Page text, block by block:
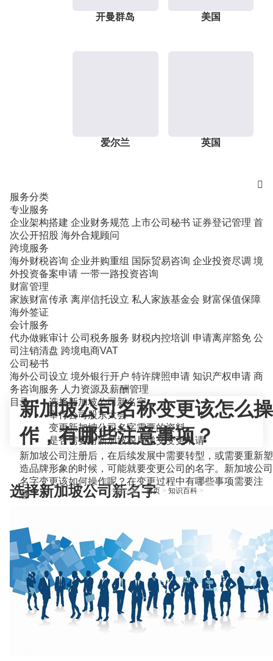
开曼群岛 美国
爱尔兰 英国

服务分类
专业服务
企业架构搭建 企业财务规范 上市公司秘书 证券登记管理 首
次公开招股 海外合规顾问
跨境服务
海外财税咨询 企业并购重组 国际贸易咨询 企业投资尽调 境
外投资备案申请 一带一路投资咨询
财富管理
家族财富传承 离岸信托设立 私人家族基金会 财富保值保障
海外签证
会计服务
代办做账审计 公司税务服务 财税内控培训 申请离岸豁免 公
司注销清盘 跨境电商VAT
公司秘书
海外公司设立 境外银行开户 特许牌照申请 知识产权申请 商
务咨询服务 人力资源及薪酬管理
当前位置：首页> 知识百科>
新加坡公司名称变更该怎么操
作，有哪些注意事项？
新加坡公司注册后，在后续发展中需要转型，或需要重新塑
造品牌形象的时候，可能就要变更公司的名字。新加坡公司
名字变更该如何操作呢？在变更过程中有哪些事项需要注
意？
目录
选择新加坡公司新名字
举行公司股东大会
变更新加坡公司名字需要的资料
是否需要向新加坡税局递交变更申请
选择新加坡公司新名字